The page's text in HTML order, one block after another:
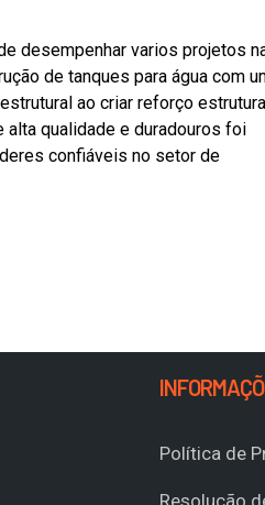
desempenhar varios projetos
de tanques para água com
ao criar reforço
qualidade e duradouros foi
confiáveis no setor de
Política de